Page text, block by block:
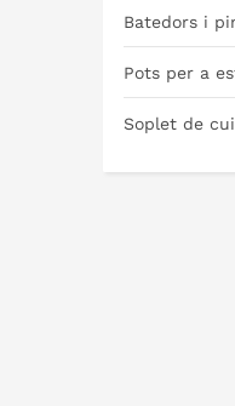
Batedors i
Pots per a
Soplet de